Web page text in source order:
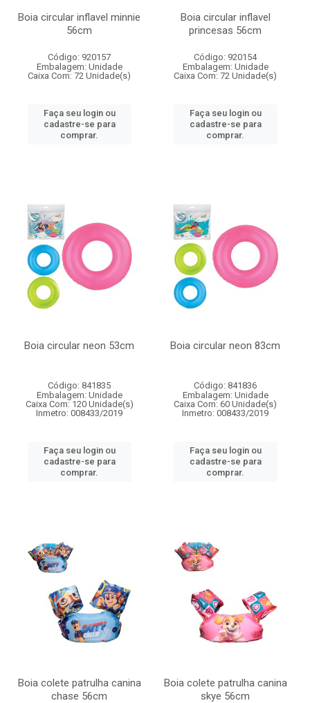
Boia circular inflavel minnie
56cm
Código: 920157
Embalagem: Unidade
Caixa Com: 72 Unidade(s)
Faça seu login ou
cadastre-se para
comprar.
Boia circular inflavel
princesas 56cm
Código: 920154
Embalagem: Unidade
Caixa Com: 72 Unidade(s)
Faça seu login ou
cadastre-se para
comprar.
Boia circular neon 53cm
Código: 841835
Embalagem: Unidade
Caixa Com: 120 Unidade(s)
Inmetro: 008433/2019
Faça seu login ou
cadastre-se para
comprar.
Boia circular neon 83cm
Código: 841836
Embalagem: Unidade
Caixa Com: 60 Unidade(s)
Inmetro: 008433/2019
Faça seu login ou
cadastre-se para
comprar.
Boia colete patrulha canina
chase 56cm
Boia colete patrulha canina
skye 56cm